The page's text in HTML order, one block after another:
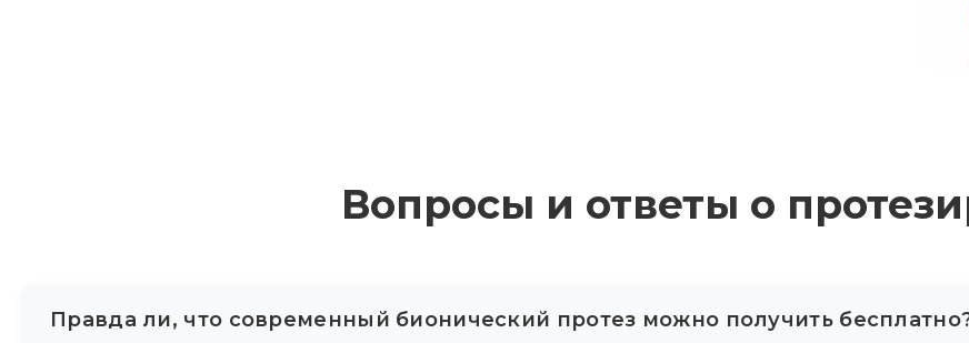
Вопросы и ответы о
Правда ли, что современный бионический протез можно получить